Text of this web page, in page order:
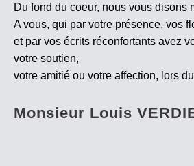
Du fond du coeur, nous vous disons
A vous, qui par votre présence, vos
et par vos écrits réconfortants avez
votre soutien,
votre amitié ou votre affection, lors
Monsieur Louis